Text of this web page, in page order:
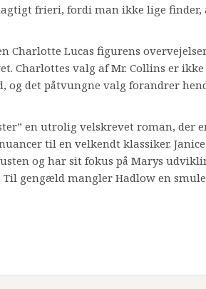
frieri, fordi man ikke lige finder,
Lucas figurens
Charlottes valg af Mr. Collins er ikke
og det påtvungne valg forandrer
en utrolig velskrevet roman, der
til en velkendt klassiker.
og har sit fokus på Marys
gengæld mangler Hadlow en